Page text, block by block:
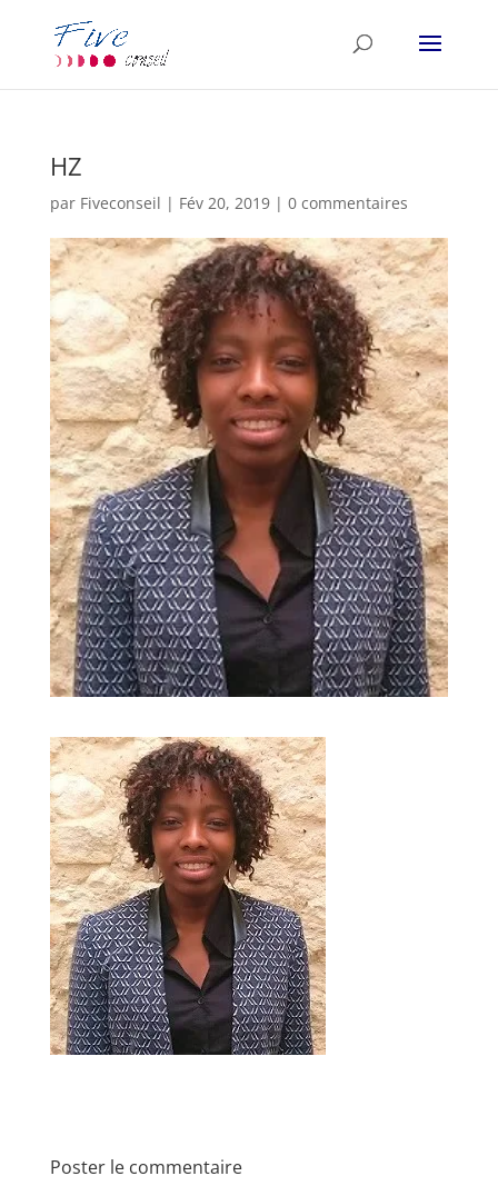
HZ
par Fiveconseil | Fév 20, 2019| 0 commentaires
Poster le commentaire